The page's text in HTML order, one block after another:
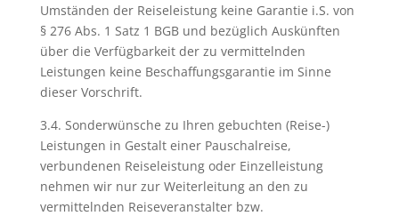
Umständen der Reiseleistung keine Garantie i.S. von
§ 276 Abs. 1 Satz 1 BGB und bezüglich Auskünften
über die Verfügbarkeit der zu vermittelnden
Leistungen keine Beschaffungsgarantie im Sinne
dieser Vorschrift.
3.4. Sonderwünsche zu Ihren gebuchten (Reise-)
Leistungen in Gestalt einer Pauschalreise,
verbundenen Reiseleistung oder Einzelleistung
nehmen wir nur zur Weiterleitung an den zu
vermittelnden Reiseveranstalter bzw.